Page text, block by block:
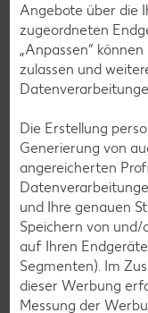
K-TAKE IT VEGGIE
Veganer Cocogurt
versch. Sorten
je 400-g-Becher
(1 kg = 3.23)
Angebote über die
zugeordneten
„Anpassen“
zulassen und
Die Erstellung
Generierung von
angereicherten
und Ihre genauen
Speichern von
auf Ihren
Segmenten). Im
dieser Werbung
Messung der